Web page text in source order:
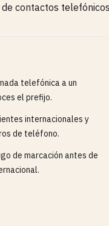
contactos
telefónica a un
el prefijo.
internacionales y
de teléfono.
de marcación antes de